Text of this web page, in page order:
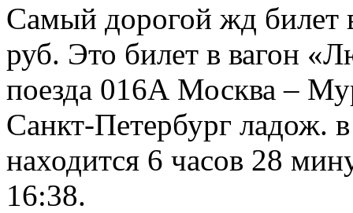
Самый дорогой жд билет
руб. Это билет в вагон
поезда 016А Москва –
Санкт-Петербург ладож.
находится 6 часов 28
16:38.